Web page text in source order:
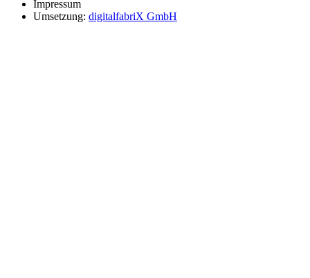
Impressum
Umsetzung: digitalfabriX GmbH